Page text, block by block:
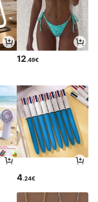
12.49€
4.24€